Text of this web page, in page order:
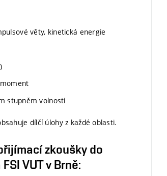
věty, kinetická energie
stupněm volnosti
dílčí úlohy z každé oblasti.
zkoušky do
VUT v Brně: